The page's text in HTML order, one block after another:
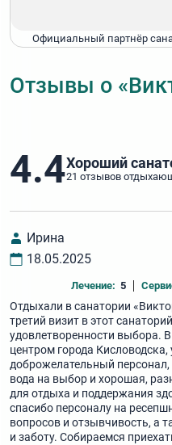
Официальный партнёр
Отзывы о
4.4Хороший
21 отзывов
Ирина
18.05.2025
Лечение: 5
Отдыхали в санатории
третий визит в этот
удовлетворенности выбора.
центром города
доброжелательный
вода на выбор и хорошая,
для отдыха и поддержания
спасибо персоналу на
вопросов и отзывчивость, а
и заботу. Собираемся